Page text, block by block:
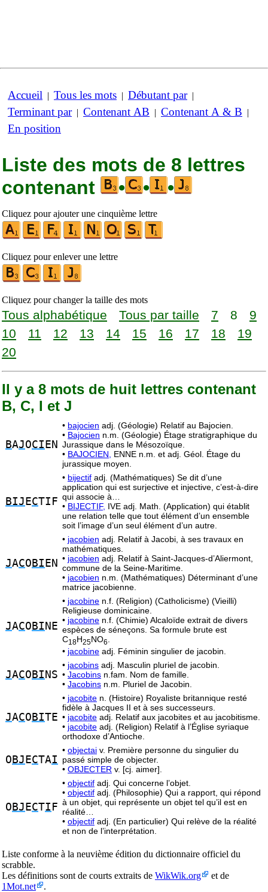
Accueil | Tous les mots | Débutant par|
Terminant par| Contenant AB | Contenant A & B |
En position
Liste des mots de 8 lettres
contenant
• • •
Cliquez pour ajouter une cinquième lettre
Cliquez pour enlever une lettre
Cliquez pour changer la taille des mots
Tous alphabétique Tous par taille 7 8
9
10
11 12 13 14 15 16 17 18
19
20
Il y a 8 mots de huit lettres contenant
B, C, I et J
BAJOCI EN
• bajocien adj. (Géologie) Relatif au Bajocien.
• Bajocien n.m. (Géologie) Étage stratigraphique du
Jurassique dans le Mésozoïque.
• BAJOCIEN,
ENNE n.m. et adj. Géol. Étage du
jurassique moyen.
BIJ ECTIF
• bijectif adj. (Mathématiques) Se dit d’une
application qui est surjective et injective, c’est-à-dire
qui associe à…
• BIJECTIF, IVE adj. Math. (Application) qui établit
une relation telle que tout élément d’un ensemble
soit l’image d’un seul élément d’un autre.
JACO BI EN
• jacobien adj. Relatif à Jacobi, à ses travaux en
mathématiques.
• jacobien adj. Relatif à Saint-Jacques-d’Aliermont,
commune de la Seine-Maritime.
• jacobien n.m. (Mathématiques) Déterminant d’une
matrice jacobienne.
JACO BI NE
• jacobine n.f. (Religion) (Catholicisme) (Vieilli)
Religieuse dominicaine.
• jacobine n.f. (Chimie) Alcaloïde extrait de divers
espèces de séneçons. Sa formule brute est
C18H25NO6
• jacobine adj. Féminin singulier de jacobin.
JACO BI NS
• jacobins adj. Masculin pluriel de jacobin.
• Jacobins n.fam. Nom de famille.
• Jacobins n.m. Pluriel de Jacobin.
JACO BITE
• jacobite n. (Histoire) Royaliste britannique resté
fidèle à Jacques II et à ses successeurs.
• jacobite adj. Relatif aux jacobites et au jacobitisme.
• jacobite adj. (Religion) Relatif à l’Église syriaque
orthodoxe d’Antioche.
O BJ ECTAI
• objectai v. Première personne du singulier du
passé simple de objecter.
• OBJECTER v. [cj. aimer].
O BJ ECTI F
• objectif adj. Qui concerne l’objet.
• objectif adj. (Philosophie) Qui a rapport, qui répond
à un objet, qui représente un objet tel qu’il est en
réalité…
• objectif adj. (En particulier) Qui relève de la réalité
et non de l’interprétation.
Liste conforme à la neuvième édition du dictionnaire officiel du
scrabble.
Les définitions sont de courts extraits de WikWik.org
et de
1Mot.net
.